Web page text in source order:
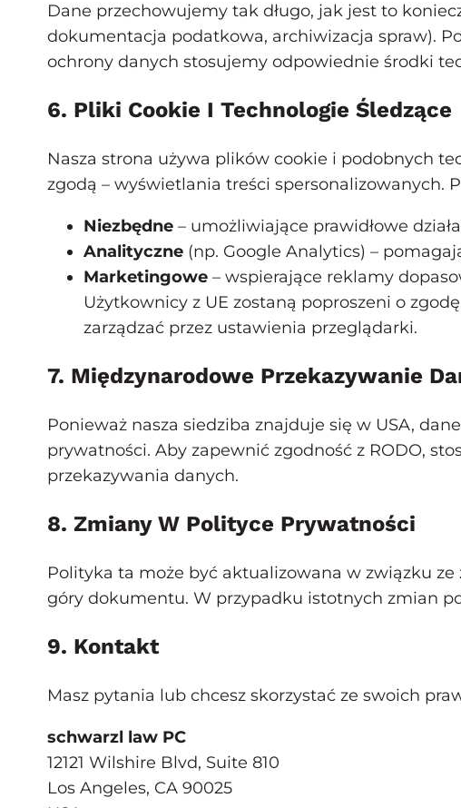
Dane przechowujemy tak długo, jak jest to
dokumentacja podatkowa, archiwizacja spraw).
ochrony danych stosujemy odpowiednie środki
6. Pliki Cookie I Technologie Śledzące
Nasza strona używa plików cookie i podobnych
zgodą – wyświetlania treści spersonalizowanych.
Niezbędne – umożliwiające prawidłowe
Analityczne (np. Google Analytics) –
Marketingowe – wspierające reklamy
Użytkownicy z UE zostaną poproszeni o
zarządzać przez ustawienia przeglądarki.
7. Międzynarodowe Przekazywanie
Ponieważ nasza siedziba znajduje się w USA,
prywatności. Aby zapewnić zgodność z RODO,
przekazywania danych.
8. Zmiany W Polityce Prywatności
Polityka ta może być aktualizowana w związku
góry dokumentu. W przypadku istotnych zmian
9. Kontakt
Masz pytania lub chcesz skorzystać ze swoich
schwarzl law PC
12121 Wilshire Blvd, Suite 810
Los Angeles, CA 90025